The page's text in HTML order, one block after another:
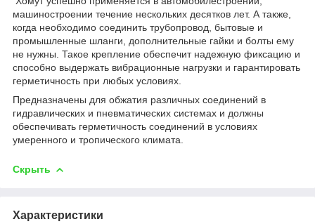
машиностроении течение нескольких десятков лет. А также,
когда необходимо соединить трубопровод, бытовые и
промышленные шланги, дополнительные гайки и болты ему
не нужны. Такое крепление обеспечит надежную фиксацию и
способно выдержать вибрационные нагрузки и гарантировать
герметичность при любых условиях.
Предназначены для обжатия различных соединений в
гидравлических и пневматических системах и должны
обеспечивать герметичность соединений в условиях
умеренного и тропического климата.
Скрыть
Характеристики